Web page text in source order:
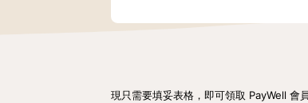
現只需要填妥表格，即可領取 PayWell 會